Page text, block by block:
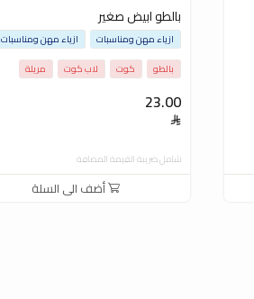
بالطو ابيض صغير
23.00
ازياء مهن ومناسبات
ازياء مهن ومناسبات
بالطو
كوت لاب كوت مريلة
شامل ضريبة القيمة المضافة
أضف الى السلة